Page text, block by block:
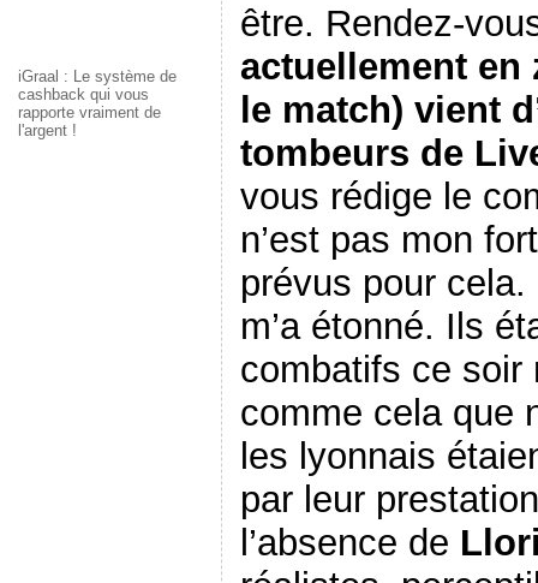
iGraal : Le système de
cashback qui vous
rapporte vraiment de
l'argent !
être. Rendez-
actuellement en
le match) vient
tombeurs de
vous rédige le
n’est pas mon
prévus pour
m’a étonné. Ils
combatifs ce
comme cela que
les lyonnais
par leur
l’absence de